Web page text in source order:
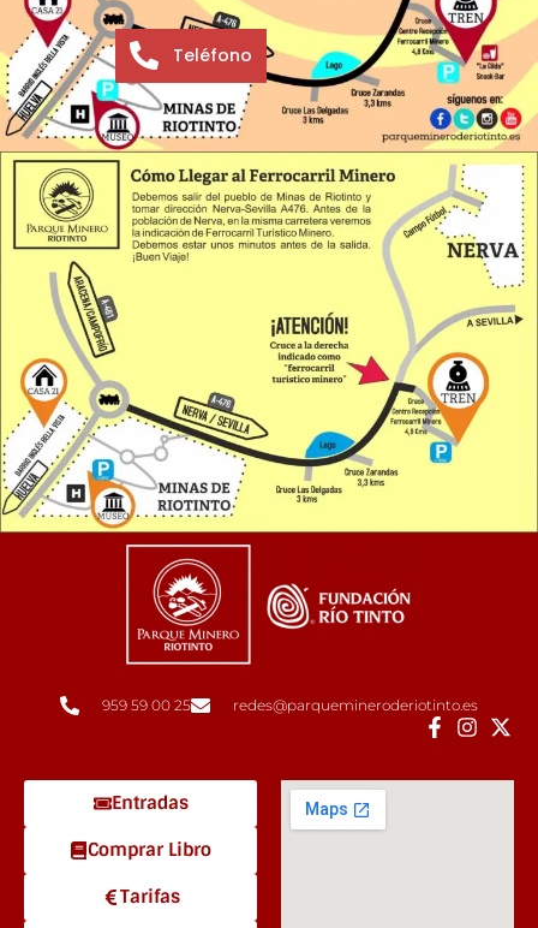
959 59 00 25 redes@parquemineroderiotinto.es
Entradas
Comprar Libro
Tarifas
Teléfono